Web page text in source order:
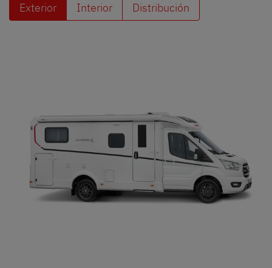
Exterior Interior Distribución